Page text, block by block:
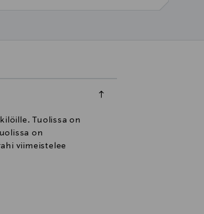
Tuolissa on
on
viimeistelee